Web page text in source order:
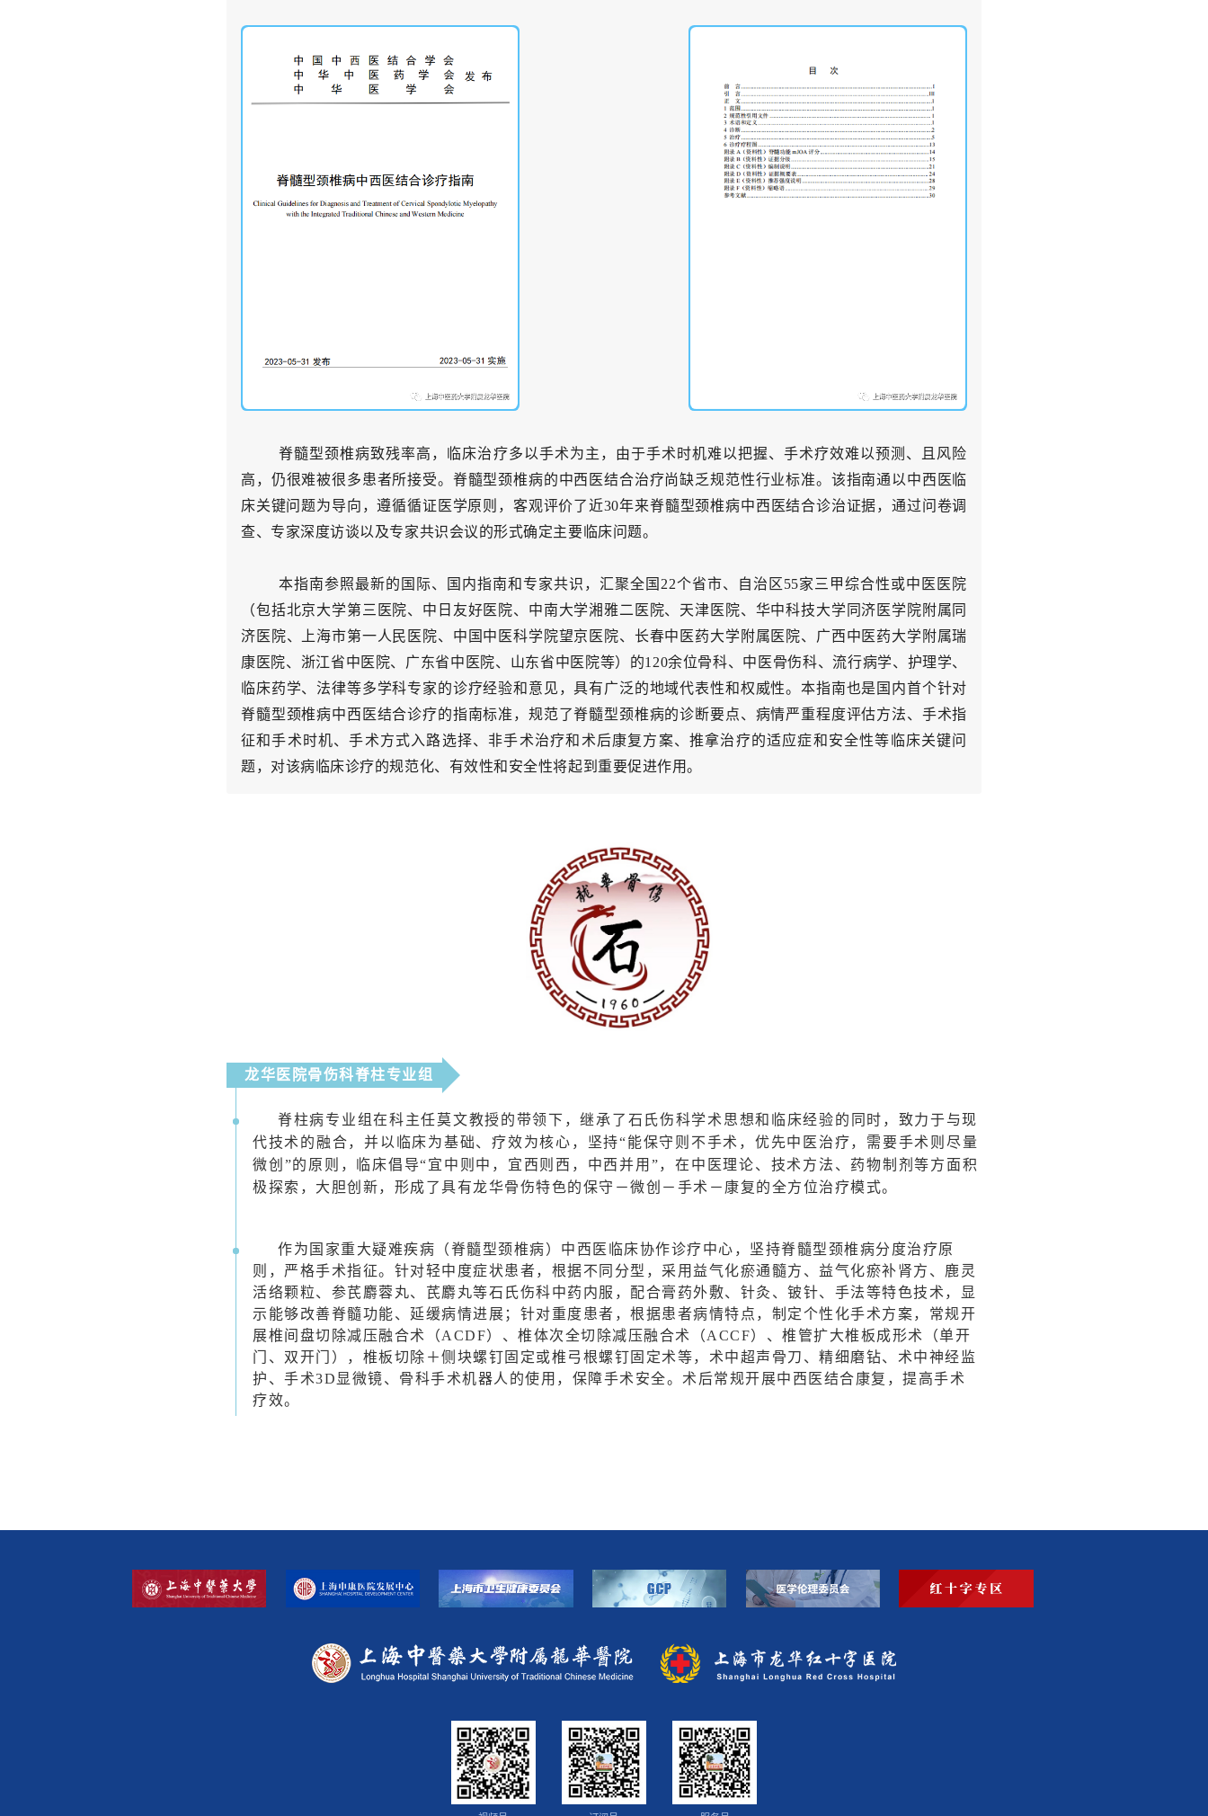
脊髓型颈椎病致残率高，临床治疗多以手术为主，由于手术时机难以把握、手术疗效难以预测、且风险
高，仍很难被很多患者所接受。脊髓型颈椎病的中西医结合治疗尚缺乏规范性行业标准。该指南通以中西医临
床关键问题为导向，遵循循证医学原则，客观评价了近30年来脊髓型颈椎病中西医结合诊治证据，通过问卷调
查、专家深度访谈以及专家共识会议的形式确定主要临床问题。
本指南参照最新的国际、国内指南和专家共识，汇聚全国22个省市、自治区55家三甲综合性或中医医院
（包括北京大学第三医院、中日友好医院、中南大学湘雅二医院、天津医院、华中科技大学同济医学院附属同
济医院、上海市第一人民医院、中国中医科学院望京医院、长春中医药大学附属医院、广西中医药大学附属瑞
康医院、浙江省中医院、广东省中医院、山东省中医院等）的120余位骨科、中医骨伤科、流行病学、护理学、
临床药学、法律等多学科专家的诊疗经验和意见，具有广泛的地域代表性和权威性。本指南也是国内首个针对
脊髓型颈椎病中西医结合诊疗的指南标准，规范了脊髓型颈椎病的诊断要点、病情严重程度评估方法、手术指
征和手术时机、手术方式入路选择、非手术治疗和术后康复方案、推拿治疗的适应症和安全性等临床关键问
题，对该病临床诊疗的规范化、有效性和安全性将起到重要促进作用。
龙华医院骨伤科脊柱专业组
脊柱病专业组在科主任莫文教授的带领下，继承了石氏伤科学术思想和临床经验的同时，致力于与现
代技术的融合，并以临床为基础、疗效为核心，坚持“能保守则不手术，优先中医治疗，需要手术则尽量
微创”的原则，临床倡导“宜中则中，宜西则西，中西并用”，在中医理论、技术方法、药物制剂等方面积
极探索，大胆创新，形成了具有龙华骨伤特色的保守－微创－手术－康复的全方位治疗模式。
作为国家重大疑难疾病（脊髓型颈椎病）中西医临床协作诊疗中心，坚持脊髓型颈椎病分度治疗原
则，严格手术指征。针对轻中度症状患者，根据不同分型，采用益气化瘀通髓方、益气化瘀补肾方、鹿灵
活络颗粒、参芪麝蓉丸、芪麝丸等石氏伤科中药内服，配合膏药外敷、针灸、铍针、手法等特色技术，显
示能够改善脊髓功能、延缓病情进展；针对重度患者，根据患者病情特点，制定个性化手术方案，常规开
展椎间盘切除减压融合术（ACDF）、椎体次全切除减压融合术（ACCF）、椎管扩大椎板成形术（单开
门、双开门），椎板切除＋侧块螺钉固定或椎弓根螺钉固定术等，术中超声骨刀、精细磨钻、术中神经监
护、手术3D显微镜、骨科手术机器人的使用，保障手术安全。术后常规开展中西医结合康复，提高手术
疗效。